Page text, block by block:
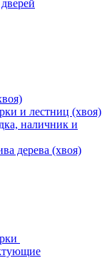
и лестниц (хвоя)
наличник и
дерева (хвоя)